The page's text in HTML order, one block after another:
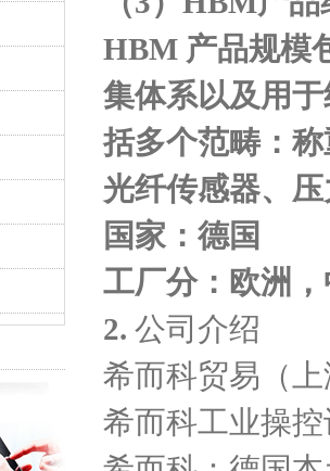
HBM 产品规模
集体系以及用
括多个范畴：
光纤传感器、
国家：德国
工厂分：欧洲
2. 公司介绍
希而科贸易（
希而科工业操